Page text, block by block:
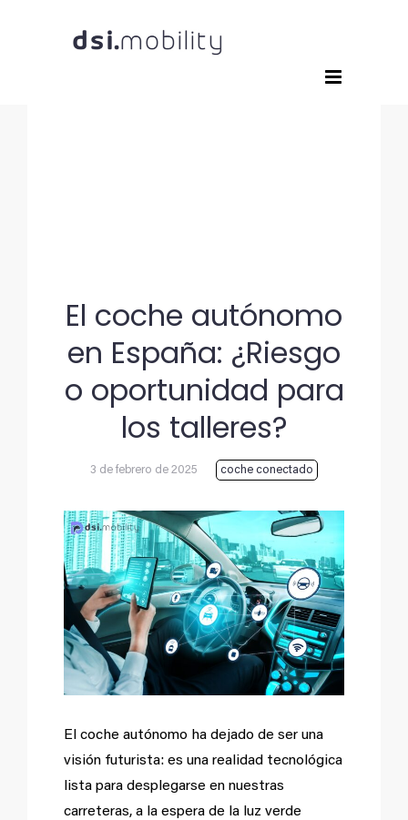
El coche autónomo
en España: ¿Riesgo
o oportunidad para
los talleres?
3 de febrero de 2025 coche conectado
Ver
imagen
más
grande
El coche autónomo ha dejado de ser una
visión futurista: es una realidad tecnológica
lista para desplegarse en nuestras
carreteras, a la espera de la luz verde